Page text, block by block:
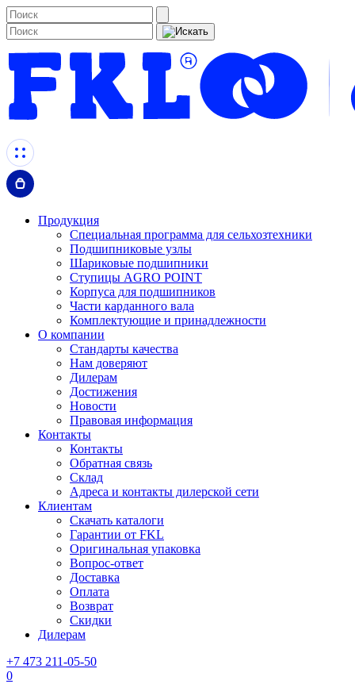
Продукция
Специальная программа для сельхозтехники
Подшипниковые узлы
Шариковые подшипники
Ступицы AGRO POINT
Корпуса для подшипников
Части карданного вала
Комплектующие и принадлежности
О компании
Стандарты качества
Нам доверяют
Дилерам
Достижения
Новости
Правовая информация
Контакты
Контакты
Обратная связь
Склад
Адреса и контакты дилерской сети
Клиентам
Скачать каталоги
Гарантии от FKL
Оригинальная упаковка
Вопрос-ответ
Доставка
Оплата
Возврат
Скидки
Дилерам
+7 473 211-05-50
0